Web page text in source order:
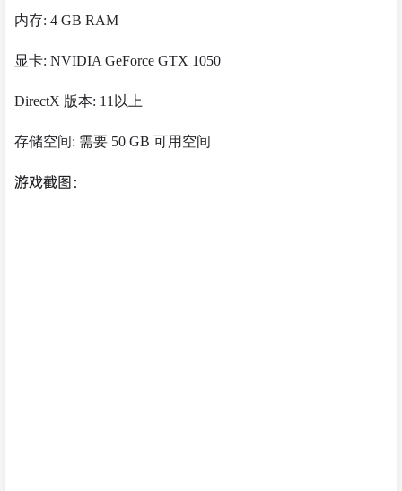
内存: 4 GB RAM
显卡: NVIDIA GeForce GTX 1050
DirectX 版本: 11以上
存储空间: 需要 50 GB 可用空间
游戏截图：